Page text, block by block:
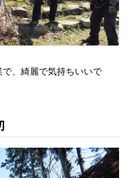
、綺麗で気持ちいいで